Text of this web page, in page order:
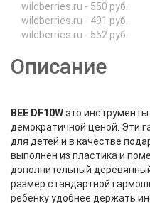
wildberries.ru - 550 руб.
wildberries.ru - 491 руб.
wildberries.ru - 552 руб.
Описание
BEE DF10Wэто инструменты
демократичной ценой. Эти
для детей и в качестве
выполнен из пластика и
дополнительный
размер стандартной
ребёнку удобнее держать